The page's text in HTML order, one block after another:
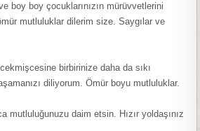
boy boy çocuklarınızın mürüvvetlerini
mutluluklar dilerim size. Saygılar ve
birbirinize daha da sıkı
diliyorum. Ömür boyu mutluluklar.
mutluluğunuzu daim etsin. Hızır yoldaşınız